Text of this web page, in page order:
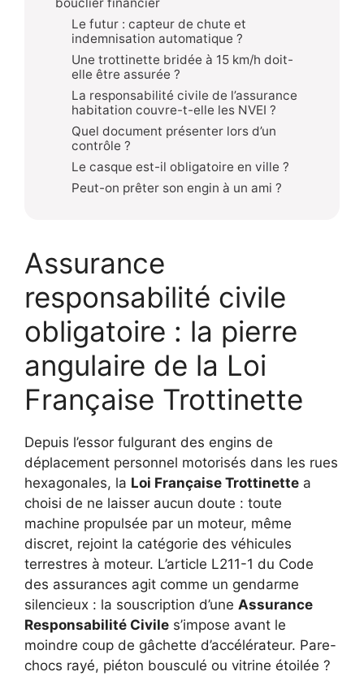
Le futur : capteur de chute et
indemnisation automatique ?
Une trottinette bridée à 15 km/h doit-
elle être assurée ?
La responsabilité civile de l’assurance
habitation couvre-t-elle les NVEI ?
Quel document présenter lors d’un
contrôle ?
Le casque est-il obligatoire en ville ?
Peut-on prêter son engin à un ami ?
Assurance
responsabilité civile
obligatoire : la pierre
angulaire de la Loi
Française Trottinette
Depuis l’essor fulgurant des engins de
déplacement personnel motorisés dans les rues
hexagonales, la Loi Française Trottinette a
choisi de ne laisser aucun doute : toute
machine propulsée par un moteur, même
discret, rejoint la catégorie des véhicules
terrestres à moteur. L’article L211-1 du Code
des assurances agit comme un gendarme
silencieux : la souscription d’une Assurance
Responsabilité Civile s’impose avant le
moindre coup de gâchette d’accélérateur. Pare-
chocs rayé, piéton bousculé ou vitrine étoilée ?